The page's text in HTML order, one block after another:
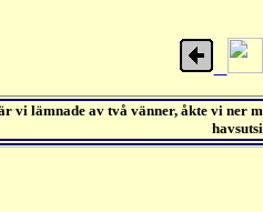
vi lämnade av två vänner, åkte vi ner